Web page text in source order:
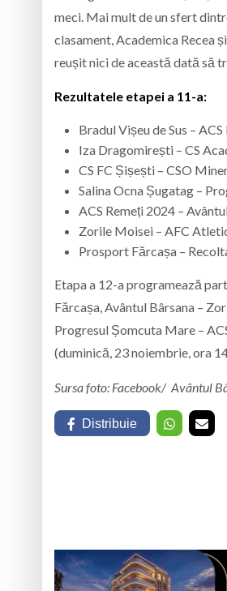
meci. Mai mult de un sfert
clasament, Academica Recea
reușit nici de această dată să
Rezultatele etapei a 11-a:
Bradul Vișeu de Sus –
Iza Dragomirești – CS
CS FC Șișești – CSO
Salina Ocna Șugatag –
ACS Remeți 2024 –
Zorile Moisei – AFC
Prosport Fărcașa –
Etapa a 12-a programează
Fărcașa, Avântul Bârsana –
Progresul Șomcuta Mare –
(duminică, 23 noiembrie, ora
Sursa foto: Facebook/ Avântul
Distribuie